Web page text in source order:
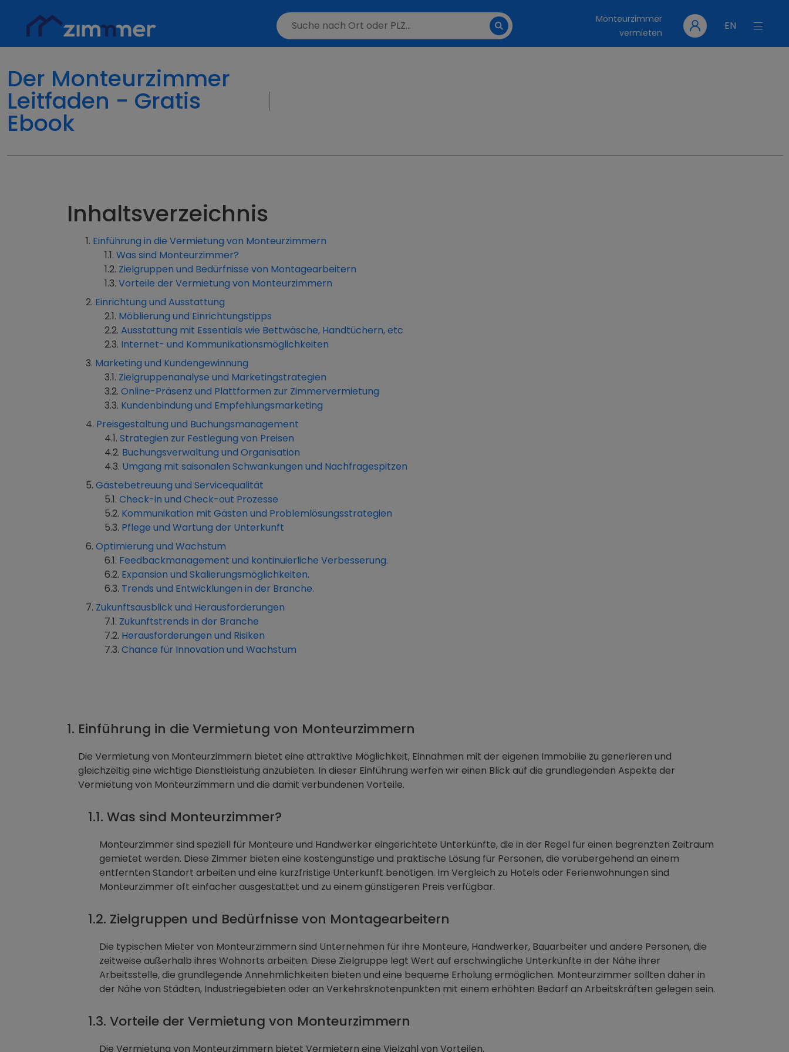
Monteurzimmer
vermieten
EN
Der Monteurzimmer
Leitfaden - Gratis
Ebook
Inhaltsverzeichnis
Einführung in die Vermietung von Monteurzimmern
Was sind Monteurzimmer?
Zielgruppen und Bedürfnisse von Montagearbeitern
Vorteile der Vermietung von Monteurzimmern
Einrichtung und Ausstattung
Möblierung und Einrichtungstipps
Ausstattung mit Essentials wie Bettwäsche, Handtüchern, etc
Internet- und Kommunikationsmöglichkeiten
Marketing und Kundengewinnung
Zielgruppenanalyse und Marketingstrategien
Online-Präsenz und Plattformen zur Zimmervermietung
Kundenbindung und Empfehlungsmarketing
Preisgestaltung und Buchungsmanagement
Strategien zur Festlegung von Preisen
Buchungsverwaltung und Organisation
Umgang mit saisonalen Schwankungen und Nachfragespitzen
Gästebetreuung und Servicequalität
Check-in und Check-out Prozesse
Kommunikation mit Gästen und Problemlösungsstrategien
Pflege und Wartung der Unterkunft
Optimierung und Wachstum
Feedbackmanagement und kontinuierliche Verbesserung.
Expansion und Skalierungsmöglichkeiten.
Trends und Entwicklungen in der Branche.
Zukunftsausblick und Herausforderungen
Zukunftstrends in der Branche
Herausforderungen und Risiken
Chance für Innovation und Wachstum
1. Einführung in die Vermietung von Monteurzimmern
Die Vermietung von Monteurzimmern bietet eine attraktive Möglichkeit, Einnahmen mit der eigenen Immobilie zu generieren und
gleichzeitig eine wichtige Dienstleistung anzubieten. In dieser Einführung werfen wir einen Blick auf die grundlegenden Aspekte der
Vermietung von Monteurzimmern und die damit verbundenen Vorteile.
1.1. Was sind Monteurzimmer?
Monteurzimmer sind speziell für Monteure und Handwerker eingerichtete Unterkünfte, die in der Regel für einen begrenzten Zeitraum
gemietet werden. Diese Zimmer bieten eine kostengünstige und praktische Lösung für Personen, die vorübergehend an einem
entfernten Standort arbeiten und eine kurzfristige Unterkunft benötigen. Im Vergleich zu Hotels oder Ferienwohnungen sind
Monteurzimmer oft einfacher ausgestattet und zu einem günstigeren Preis verfügbar.
1.2. Zielgruppen und Bedürfnisse von Montagearbeitern
Die typischen Mieter von Monteurzimmern sind Unternehmen für ihre Monteure, Handwerker, Bauarbeiter und andere Personen, die
zeitweise außerhalb ihres Wohnorts arbeiten. Diese Zielgruppe legt Wert auf erschwingliche Unterkünfte in der Nähe ihrer
Arbeitsstelle, die grundlegende Annehmlichkeiten bieten und eine bequeme Erholung ermöglichen. Monteurzimmer sollten daher in
der Nähe von Städten, Industriegebieten oder an Verkehrsknotenpunkten mit einem erhöhten Bedarf an Arbeitskräften gelegen sein.
1.3. Vorteile der Vermietung von Monteurzimmern
Die Vermietung von Monteurzimmern bietet Vermietern eine Vielzahl von Vorteilen.